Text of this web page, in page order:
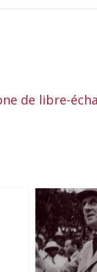
de libre-